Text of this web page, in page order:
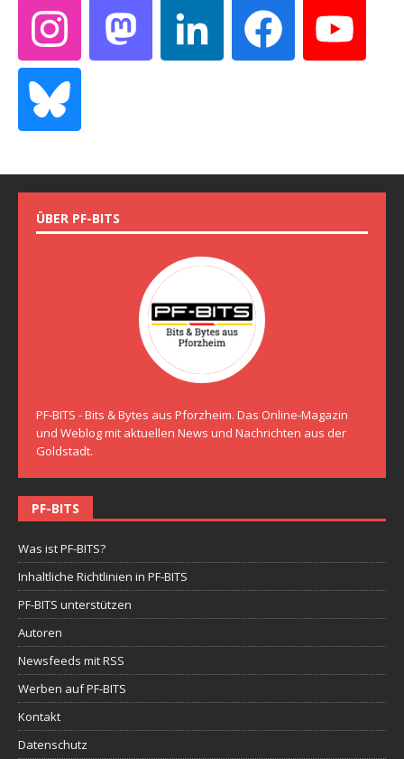
ÜBER PF-BITS
PF-BITS - Bits & Bytes aus Pforzheim. Das Online-Magazin
und Weblog mit aktuellen News und Nachrichten aus der
Goldstadt.
PF-BITS
Was ist PF-BITS?
Inhaltliche Richtlinien in PF-BITS
PF-BITS unterstützen
Autoren
Newsfeeds mit RSS
Werben auf PF-BITS
Kontakt
Datenschutz